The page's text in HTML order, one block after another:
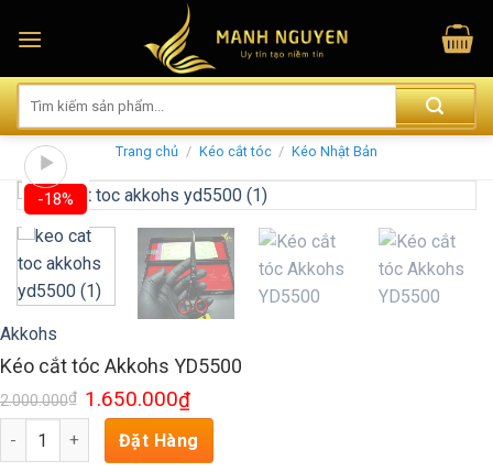
Trang chủ / Kéo cắt tóc / Kéo Nhật Bản
-18%
Akkohs
Kéo cắt tóc Akkohs YD5500
2.000.000₫ 1.650.000₫
Số lượng Đặt Hàng